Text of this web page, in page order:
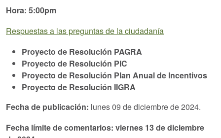
Hora: 5:00pm
Respuestas a las preguntas de la ciudadanía
Proyecto de Resolución PAGRA
Proyecto de Resolución PIC
Proyecto de Resolución Plan Anual de Incentivos
Proyecto de Resolución IIGRA
Fecha de publicación: lunes 09 de diciembre de 2024.
Fecha límite de comentarios: viernes 13 de diciembre